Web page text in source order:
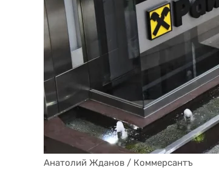
Анатолий Жданов / Коммерсантъ